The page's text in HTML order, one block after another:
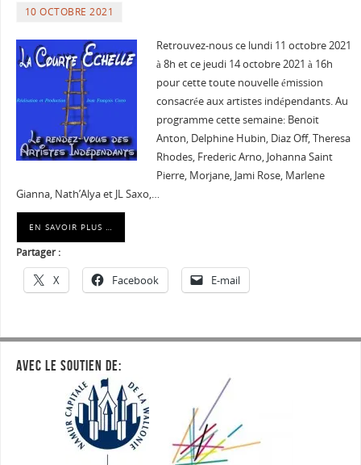
10 OCTOBRE 2021
Retrouvez-nous ce lundi 11 octobre 2021
à 8h et ce jeudi 14 octobre 2021 à 16h
pour cette toute nouvelle émission
consacrée aux artistes indépendants. Au
programme cette semaine: Benoit
Anton, Delphine Hubin, Diaz Off, Theresa
Rhodes, Frederic Arno, Johanna Saint
Pierre, Morjane, Jami Rose, Marlene
Gianna, Nath’Alya et JL Saxo,…
EN SAVOIR PLUS …
Partager :
X Facebook E-mail
AVEC LE SOUTIEN DE: